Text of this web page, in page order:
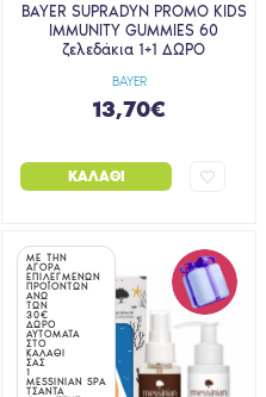
BAYER
BAYER SUPRADYN PROMO KIDS
IMMUNITY GUMMIES 60
ζελεδάκια 1+1 ΔΩΡΟ
13,70€
ΚΑΛΆΘΙ
ΜΕ ΤΗΝ
ΑΓΟΡΑ
ΕΠΙΛΕΓΜΕΝΩΝ
ΠΡΟΪΟΝΤΩΝ
ΑΝΩ
ΤΩΝ
30€
ΔΩΡΟ
ΑΥΤΟΜΑΤΑ
ΣΤΟ
ΚΑΛΑΘΙ
ΣΑΣ
1
MESSINIAN SPA
ΤΣΑΝΤΑ